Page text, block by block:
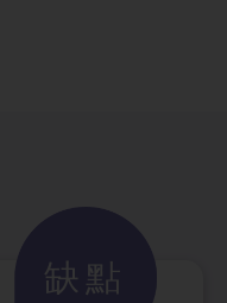
缺點